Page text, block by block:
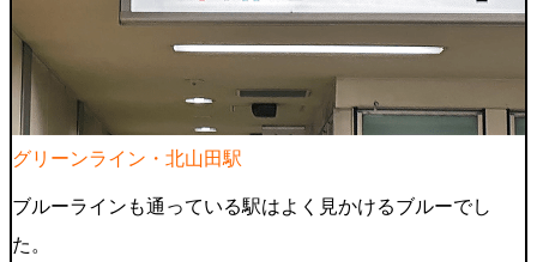
グリーンライン・北山田駅
ブルーラインも通っている駅はよく見かけるブルーでし
た。